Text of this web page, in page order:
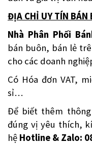
ĐỊA CHỈ UY TÍN BÁN
Nhà Phân Phối
bán buôn, bán lẻ
cho các doanh
Có Hóa đơn VAT,
sỉ…
Để biết thêm
đúng vị yêu thích,
hệ Hotline & Zalo: